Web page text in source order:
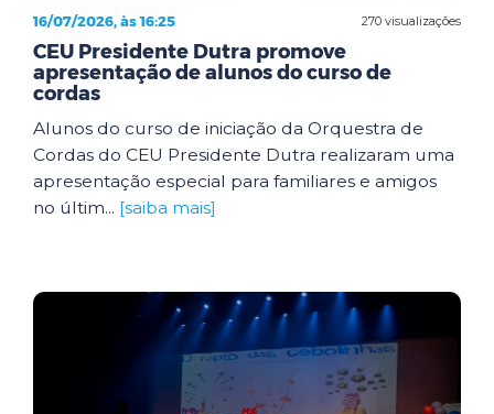
270 visualizações
16/07/2026, às 16:25
CEU Presidente Dutra promove
apresentação de alunos do curso de
cordas
Alunos do curso de iniciação da Orquestra de
Cordas do CEU Presidente Dutra realizaram uma
apresentação especial para familiares e amigos
no últim... [saiba mais]